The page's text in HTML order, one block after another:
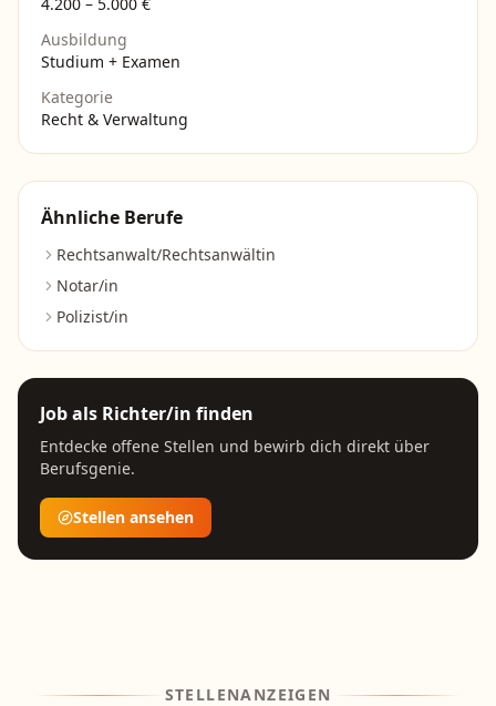
Ausbildung
Studium + Examen
Kategorie
Recht & Verwaltung
Ähnliche Berufe
Rechtsanwalt/Rechtsanwältin
Notar/in
Polizist/in
Job als Richter/in finden
Entdecke offene Stellen und bewirb dich direkt über
Berufsgenie.
Stellen ansehen
STELLENANZEIGEN